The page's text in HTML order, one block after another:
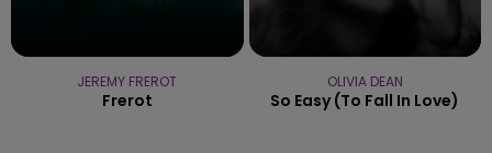
JEREMY FREROT
Frerot
OLIVIA DEAN
So Easy (to Fall In Love)